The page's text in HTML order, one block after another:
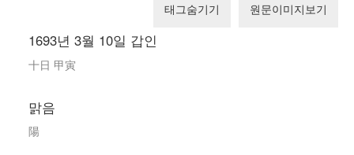
태그숨기기 원문이미지보기
1693년 3월 10일 갑인
十日 甲寅
맑음
陽